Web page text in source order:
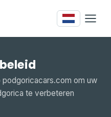
om uw
te verbeteren